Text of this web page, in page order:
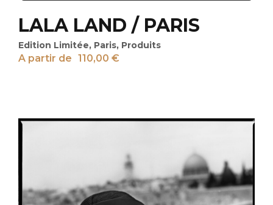
LALA LAND / PARIS
Edition Limitée, Paris, Produits
A partir de 110,00 €